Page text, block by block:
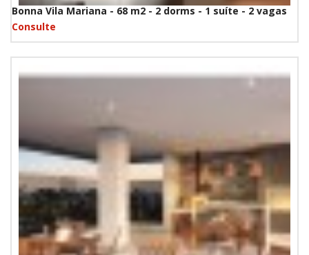
Bonna Vila Mariana - 68 m2 - 2 dorms - 1 suíte - 2 vagas
Consulte